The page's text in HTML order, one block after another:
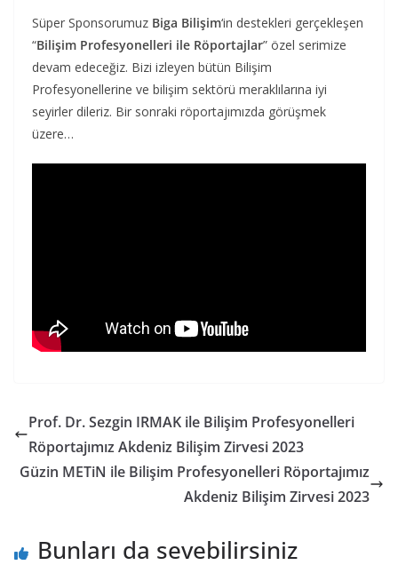
Süper Sponsorumuz Biga Bilişim‘in destekleri gerçekleşen
“Bilişim Profesyonelleri ile Röportajlar” özel serimize
devam edeceğiz. Bizi izleyen bütün Bilişim
Profesyonellerine ve bilişim sektörü meraklılarına iyi
seyirler dileriz. Bir sonraki röportajımızda görüşmek
üzere…
Prof. Dr. Sezgin IRMAK ile Bilişim Profesyonelleri
Röportajımız Akdeniz Bilişim Zirvesi 2023
Güzin METiN ile Bilişim Profesyonelleri Röportajımız
Akdeniz Bilişim Zirvesi 2023
Bunları da sevebilirsiniz